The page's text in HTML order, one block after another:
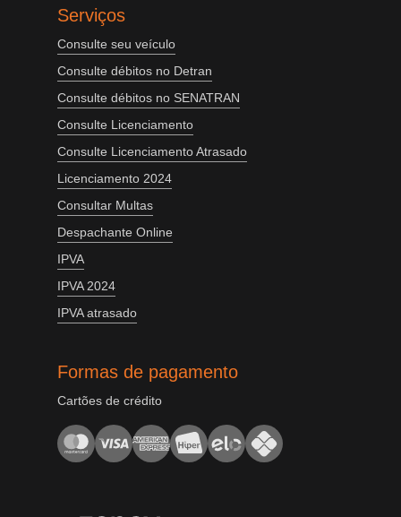
Serviços
Consulte seu veículo
Consulte débitos no Detran
Consulte débitos no SENATRAN
Consulte Licenciamento
Consulte Licenciamento Atrasado
Licenciamento 2024
Consultar Multas
Despachante Online
IPVA
IPVA 2024
IPVA atrasado
Formas de pagamento
Cartões de crédito